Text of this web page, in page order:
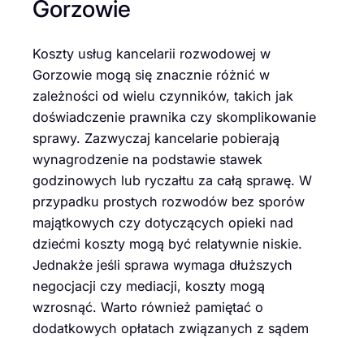
Gorzowie
Koszty usług kancelarii rozwodowej w
Gorzowie mogą się znacznie różnić w
zależności od wielu czynników, takich jak
doświadczenie prawnika czy skomplikowanie
sprawy. Zazwyczaj kancelarie pobierają
wynagrodzenie na podstawie stawek
godzinowych lub ryczałtu za całą sprawę. W
przypadku prostych rozwodów bez sporów
majątkowych czy dotyczących opieki nad
dziećmi koszty mogą być relatywnie niskie.
Jednakże jeśli sprawa wymaga dłuższych
negocjacji czy mediacji, koszty mogą
wzrosnąć. Warto również pamiętać o
dodatkowych opłatach związanych z sądem